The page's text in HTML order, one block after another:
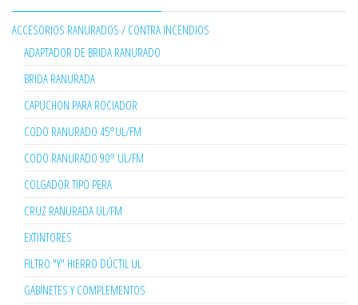
ACCESORIOS RANURADOS / CONTRA INCENDIOS
ADAPTADOR DE BRIDA RANURADO
BRIDA RANURADA
CAPUCHON PARA ROCIADOR
CODO RANURADO 45°UL/FM
CODO RANURADO 90° UL/FM
COLGADOR TIPO PERA
CRUZ RANURADA UL/FM
EXTINTORES
FILTRO "Y" HIERRO DÚCTIL UL
GABINETES Y COMPLEMENTOS